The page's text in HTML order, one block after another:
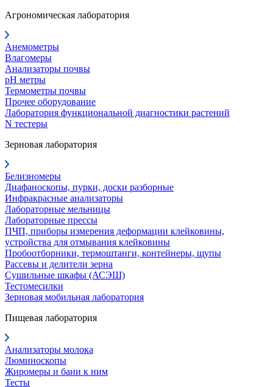
Агрономическая лаборатория
Анемометры
Влагомеры
Анализаторы почвы
pH метры
Термометры почвы
Прочее оборудование
Лаборатория функциональной диагностики растений
N тестеры
Зерновая лаборатория
Белизномеры
Диафаноскопы, пурки, доски разборные
Инфракрасные анализаторы
Лабораторные мельницы
Лабораторные прессы
ПЧП, приборы измерения деформации клейковины,
устройства для отмывания клейковины
Пробоотборники, термоштанги, контейнеры, щупы
Рассевы и делители зерна
Сушильные шкафы (АСЭШ)
Тестомесилки
Зерновая мобильная лаборатория
Пищевая лаборатория
Анализаторы молока
Люминоскопы
Жиромеры и бани к ним
Тесты